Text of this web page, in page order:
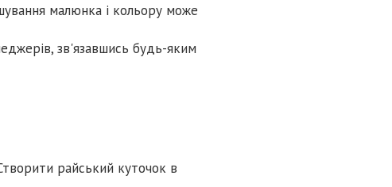
малюнка і кольору може
зв'язавшись будь-яким
райський куточок в